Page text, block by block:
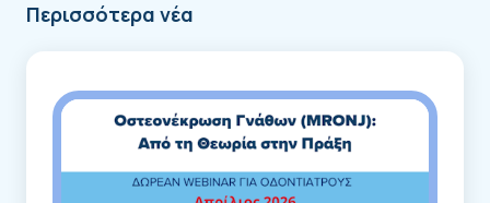
Περισσότερα νέα